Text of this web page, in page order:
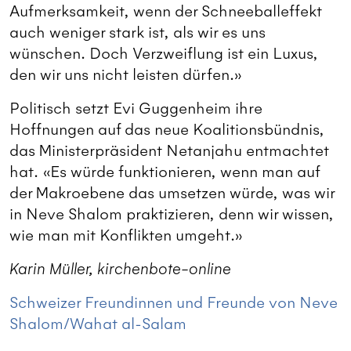
Aufmerksamkeit, wenn der Schneeballeffekt
auch weniger stark ist, als wir es uns
wünschen. Doch Verzweiflung ist ein Luxus,
den wir uns nicht leisten dürfen.»
Politisch setzt Evi Guggenheim ihre
Hoffnungen auf das neue Koalitionsbündnis,
das Ministerpräsident Netanjahu entmachtet
hat. «Es würde funktionieren, wenn man auf
der Makroebene das umsetzen würde, was wir
in Neve Shalom praktizieren, denn wir wissen,
wie man mit Konflikten umgeht.»
Karin Müller, kirchenbote-online
Schweizer Freundinnen und Freunde von Neve
Shalom/Wahat al-Salam